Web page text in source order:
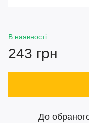
В наявності
243 грн
До